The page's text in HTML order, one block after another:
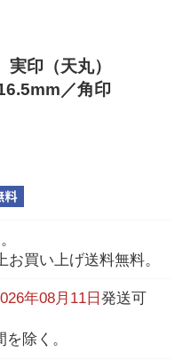
印（天丸）
／角印
お買い上げ送料無料。
年08月11日発送可
除く。